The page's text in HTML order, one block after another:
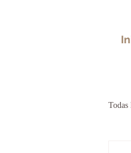
Todas